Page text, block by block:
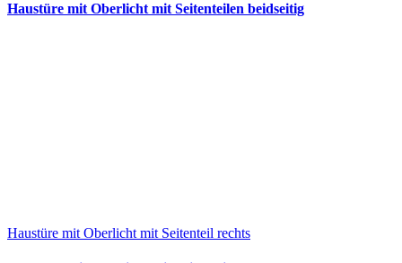
Haustüre mit Oberlicht mit Seitenteilen beidseitig
Haustüre mit Oberlicht mit Seitenteil rechts